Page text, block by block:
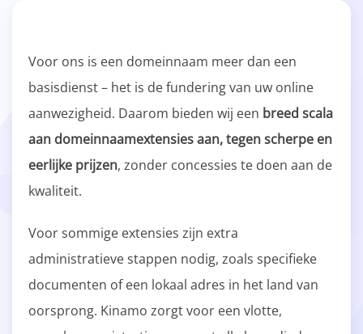
Voor ons is een domeinnaam meer dan een
basisdienst – het is de fundering van uw online
aanwezigheid. Daarom bieden wij een breed scala
aan domeinnaamextensies aan, tegen scherpe en
eerlijke prijzen, zonder concessies te doen aan de
kwaliteit.
Voor sommige extensies zijn extra
administratieve stappen nodig, zoals specifieke
documenten of een lokaal adres in het land van
oorsprong. Kinamo zorgt voor een vlotte,